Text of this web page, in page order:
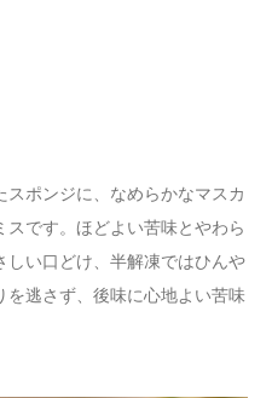
ポンジに、なめらかなマスカ
です。ほどよい苦味とやわら
い口どけ、半解凍ではひんや
を逃さず、後味に心地よい苦味